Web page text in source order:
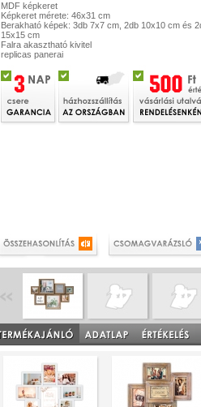
MDF képkeret
Képkeret mérete: 46x31 cm
Berakható képek: 3db 7x7 cm, 2db 10x10 cm és
15x15 cm
Falra akasztható kivitel
replicas panerai